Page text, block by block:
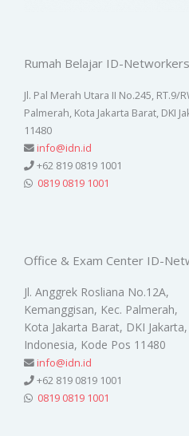
Rumah Belajar ID-Networkers
Jl. Pal Merah Utara II No.245, RT.9/
Palmerah, Kota Jakarta Barat, DKI
11480
info@idn.id
+62 819 0819 1001
0819 0819 1001
Office & Exam Center ID-
Jl. Anggrek Rosliana No.12A,
Kemanggisan, Kec. Palmerah,
Kota Jakarta Barat, DKI Jakarta,
Indonesia, Kode Pos 11480
info@idn.id
+62 819 0819 1001
0819 0819 1001